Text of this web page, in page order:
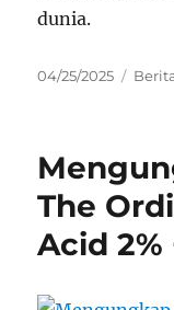
dunia.
Posted
04/25/2025
The
Acid 2%